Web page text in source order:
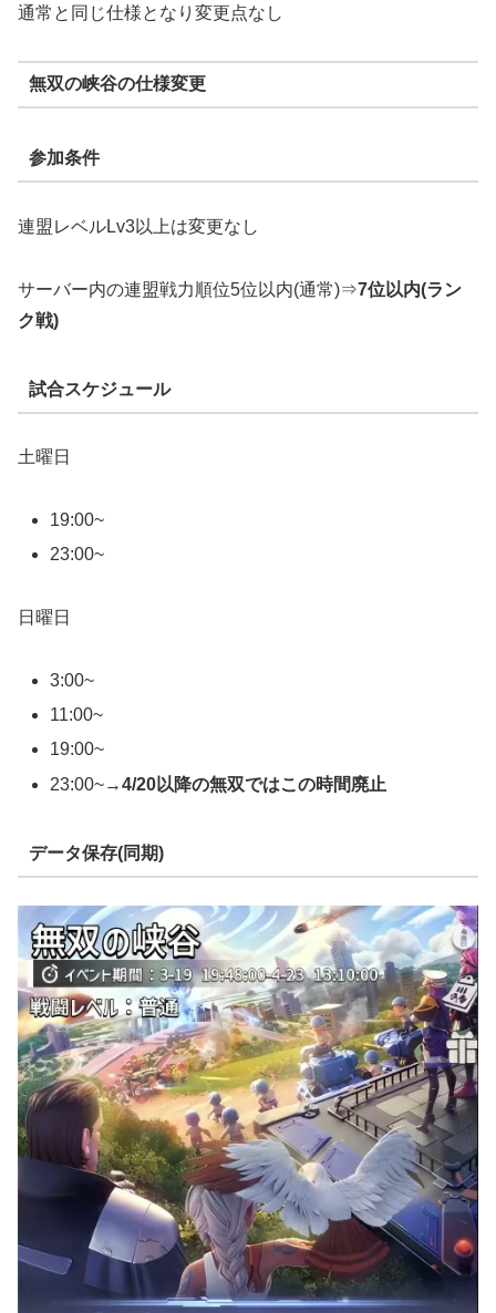
通常と同じ仕様となり変更点なし
無双の峡谷の仕様変更
参加条件
連盟レベルLv3以上は変更なし
サーバー内の連盟戦力順位5位以内(通常)⇒7位以内(ラン
ク戦)
試合スケジュール
土曜日
19:00~
23:00~
日曜日
3:00~
11:00~
19:00~
23:00~→4/20以降の無双ではこの時間廃止
データ保存(同期)